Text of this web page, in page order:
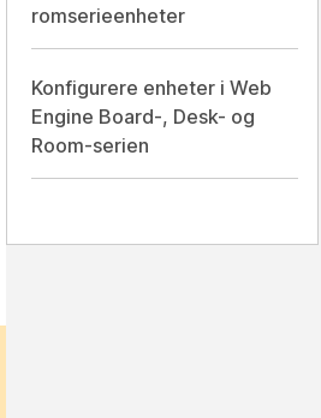
romserieenheter
Konfigurere enheter i Web
Engine Board-, Desk- og
Room-serien